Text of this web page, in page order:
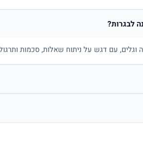
לבגרות?
עם דגש על ניתוח שאלות, סכמות